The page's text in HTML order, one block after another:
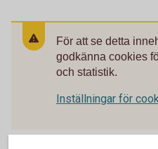
För att se detta
godkänna cookies
och statistik.
Inställningar för